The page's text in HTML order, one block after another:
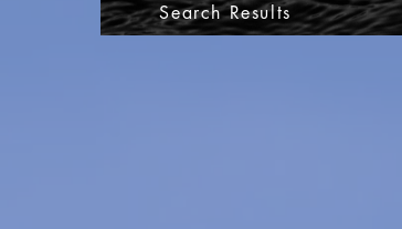
Search Results